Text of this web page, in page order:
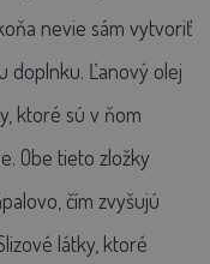
nevie sám vytvoriť
doplnku. Ľanový olej
ktoré sú v ňom
Obe tieto zložky
čím zvyšujú
látky, ktoré